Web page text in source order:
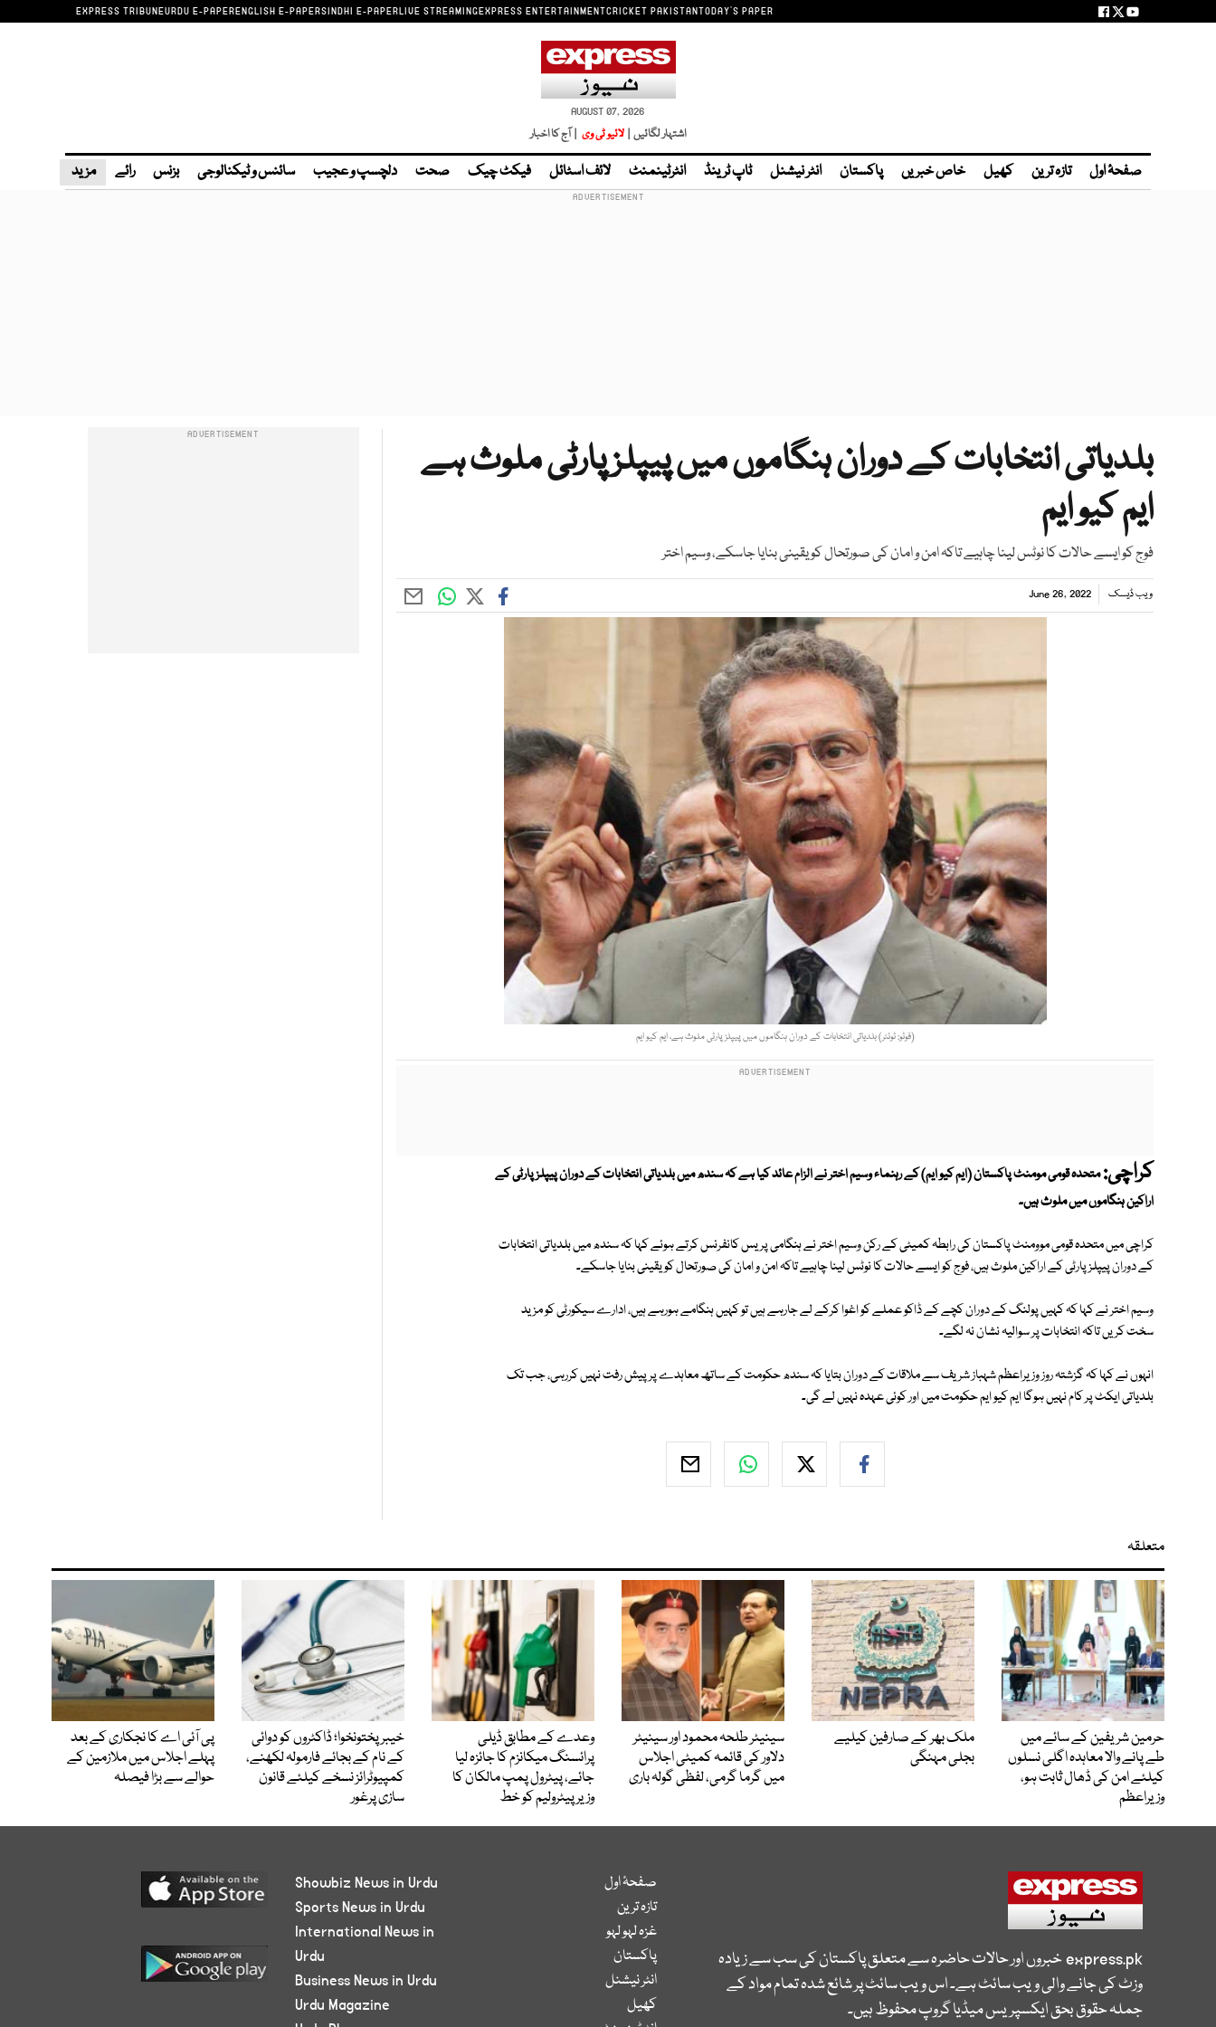
EXPRESS TRIBUNEURDU E-PAPERENGLISH E-PAPERSINDHI E-PAPERLIVE STREAMINGEXPRESS ENTERTAINMENTCRICKET PAKISTANTODAY'S PAPER
AUGUST 07, 2026
اشتہار لگائیں | لائیو ٹی وی | آج کا اخبار
صفحۂ اول تازہ ترین کھیل خاص خبریں پاکستان انٹر نیشنل ٹاپ ٹرینڈ انٹرٹینمنٹ لائف اسٹائل فیکٹ چیک صحت دلچسپ و عجیب سائنس و ٹیکنالوجی بزنس رائے مزید
بلدیاتی انتخابات کے دوران ہنگاموں میں پیپلز پارٹی ملوث ہے
ایم کیو ایم
فوج کو ایسے حالات کا نوٹس لینا چاہیے تاکہ امن و امان کی صورتحال کو یقینی بنایا جاسکے، وسیم اختر
ویب ڈیسک June 26, 2022
(فوٹو: ٹوئٹر) بلدیاتی انتخابات کے دوران ہنگاموں میں پیپلز پارٹی ملوث ہے، ایم کیو ایم
کراچی:متحدہ قومی مومنٹ پاکستان (ایم کیو ایم) کے رہنماء وسیم اختر نے الزام عائد کیا ہے کہ سندھ میں بلدیاتی انتخابات کے دوران پیپلز پارٹی کے
اراکین ہنگاموں میں ملوث ہیں۔
کراچی میں متحدہ قومی موومنٹ پاکستان کی رابطہ کمیٹی کے رکن وسیم اختر نے ہنگامی پریس کانفرنس کرتے ہوئے کہا کہ سندھ میں بلدیاتی انتخابات
کے دوران پیپلزپارٹی کے اراکین ملوث ہیں، فوج کو ایسے حالات کا نوٹس لینا چاہیے تاکہ امن و امان کی صورتحال کو یقینی بنایا جاسکے۔
وسیم اختر نے کہا کہ کہیں پولنگ کے دوران کچے کے ڈاکو عملے کو اغوا کرکے لے جارہے ہیں تو کہیں ہنگامے ہورہے ہیں، ادارے سیکورٹی کو مزید
سخت کریں تاکہ انتخابات پر سوالیہ نشان نہ لگے۔
انہوں نے کہا کہ گزشتہ روز وزیراعظم شہباز شریف سے ملاقات کے دوران بتایا کہ سندھ حکومت کے ساتھ معاہدے پر پیش رفت نہیں کررہی، جب تک
بلدیاتی ایکٹ پر کام نہیں ہوگا ایم کیو ایم حکومت میں اور کوئی عہدہ نہیں لے گی۔
متعلقہ
حرمین شریفین کے سائے میں
طے پانے والا معاہدہ اگلی نسلوں
کیلئے امن کی ڈھال ثابت ہو،
وزیراعظم
ملک بھر کے صارفین کیلیے
بجلی مہنگی
سینیٹر طلحہ محمود اور سینیٹر
دلاور کی قائمہ کمیٹی اجلاس
میں گرما گرمی، لفظی گولہ باری
وعدے کے مطابق ڈیلی
پرائسنگ میکانزم کا جائزہ لیا
جائے، پیٹرول پمپ مالکان کا
وزیرپیٹرولیم کو خط
خیبرپختونخوا؛ ڈاکٹروں کو دوائی
کے نام کے بجائے فارمولہ لکھنے،
کمپیوٹرائز نسخے کیلئے قانون
سازی پرغور
پی آئی اے کا نجکاری کے بعد
پہلے اجلاس میں ملازمین کے
حوالے سے بڑا فیصلہ
express.pkخبروں اور حالات حاضرہ سے متعلق پاکستان کی سب سے زیادہ
وزٹ کی جانے والی ویب سائٹ ہے۔ اس ویب سائٹ پر شائع شدہ تمام مواد کے
جملہ حقوق بحق ایکسپریس میڈیا گروپ محفوظ ہیں۔
صفحۂ اول
تازہ ترین
غزہ لہو لہو
پاکستان
انٹر نیشنل
کھیل
Showbiz News in Urdu
Sports News in Urdu
International News in
Urdu
Business News in Urdu
Urdu Magazine